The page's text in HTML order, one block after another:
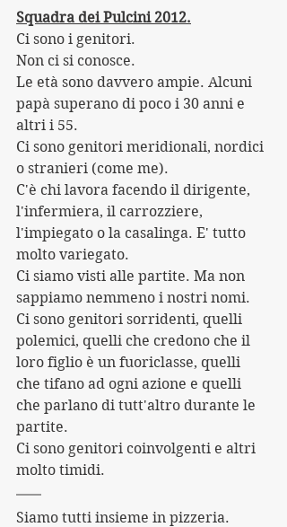
Squadra dei Pulcini 2012.
Ci sono i genitori.
Non ci si conosce.
Le età sono davvero ampie. Alcuni
papà superano di poco i 30 anni e
altri i 55.
Ci sono genitori meridionali, nordici
o stranieri (come me).
C'è chi lavora facendo il dirigente,
l'infermiera, il carrozziere,
l'impiegato o la casalinga. E' tutto
molto variegato.
Ci siamo visti alle partite. Ma non
sappiamo nemmeno i nostri nomi.
Ci sono genitori sorridenti, quelli
polemici, quelli che credono che il
loro figlio è un fuoriclasse, quelli
che tifano ad ogni azione e quelli
che parlano di tutt'altro durante le
partite.
Ci sono genitori coinvolgenti e altri
molto timidi.
Siamo tutti insieme in pizzeria.